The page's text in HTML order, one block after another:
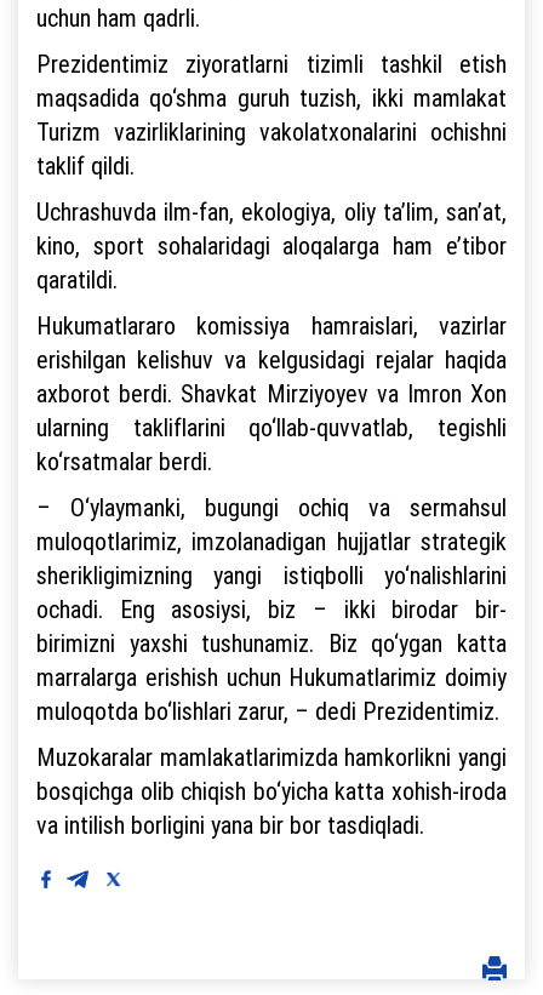
uchun ham qadrli.
Prezidentimiz ziyoratlarni tizimli tashkil etish
maqsadida qo‘shma guruh tuzish, ikki mamlakat
Turizm vazirliklarining vakolatxonalarini ochishni
taklif qildi.
Uchrashuvda ilm-fan, ekologiya, oliy ta’lim, san’at,
kino, sport sohalaridagi aloqalarga ham e’tibor
qaratildi.
Hukumatlararo komissiya hamraislari, vazirlar
erishilgan kelishuv va kelgusidagi rejalar haqida
axborot berdi. Shavkat Mirziyoyev va Imron Xon
ularning takliflarini qo‘llab-quvvatlab, tegishli
ko‘rsatmalar berdi.
– O‘ylaymanki, bugungi ochiq va sermahsul
muloqotlarimiz, imzolanadigan hujjatlar strategik
sherikligimizning yangi istiqbolli yo‘nalishlarini
ochadi. Eng asosiysi, biz – ikki birodar bir-
birimizni yaxshi tushunamiz. Biz qo‘ygan katta
marralarga erishish uchun Hukumatlarimiz doimiy
muloqotda bo‘lishlari zarur, – dedi Prezidentimiz.
Muzokaralar mamlakatlarimizda hamkorlikni yangi
bosqichga olib chiqish bo‘yicha katta xohish-iroda
va intilish borligini yana bir bor tasdiqladi.